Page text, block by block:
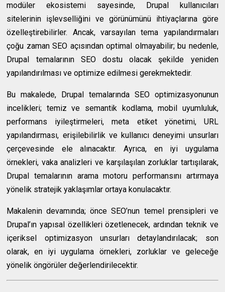
modüler ekosistemi sayesinde, Drupal kullanıcıları
sitelerinin işlevselliğini ve görünümünü ihtiyaçlarına göre
özelleştirebilirler. Ancak, varsayılan tema yapılandırmaları
çoğu zaman SEO açısından optimal olmayabilir; bu nedenle,
Drupal temalarının SEO dostu olacak şekilde yeniden
yapılandırılması ve optimize edilmesi gerekmektedir.
Bu makalede, Drupal temalarında SEO optimizasyonunun
incelikleri; temiz ve semantik kodlama, mobil uyumluluk,
performans iyileştirmeleri, meta etiket yönetimi, URL
yapılandırması, erişilebilirlik ve kullanıcı deneyimi unsurları
çerçevesinde ele alınacaktır. Ayrıca, en iyi uygulama
örnekleri, vaka analizleri ve karşılaşılan zorluklar tartışılarak,
Drupal temalarının arama motoru performansını artırmaya
yönelik stratejik yaklaşımlar ortaya konulacaktır.
Makalenin devamında; önce SEO’nun temel prensipleri ve
Drupal’ın yapısal özellikleri özetlenecek, ardından teknik ve
içeriksel optimizasyon unsurları detaylandırılacak; son
olarak, en iyi uygulama örnekleri, zorluklar ve geleceğe
yönelik öngörüler değerlendirilecektir.